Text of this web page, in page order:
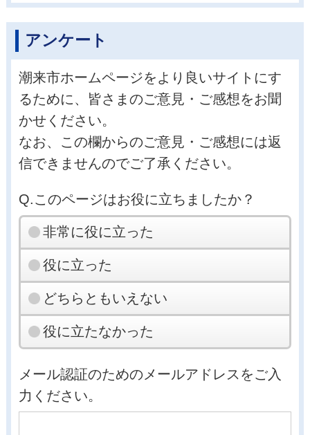
アンケート
潮来市ホームページをより良いサイトにす
るために、皆さまのご意見・ご感想をお聞
かせください。
なお、この欄からのご意見・ご感想には返
信できませんのでご了承ください。
Q.このページはお役に立ちましたか？
非常に役に立った
役に立った
どちらともいえない
役に立たなかった
メール認証のためのメールアドレスをご入
力ください。